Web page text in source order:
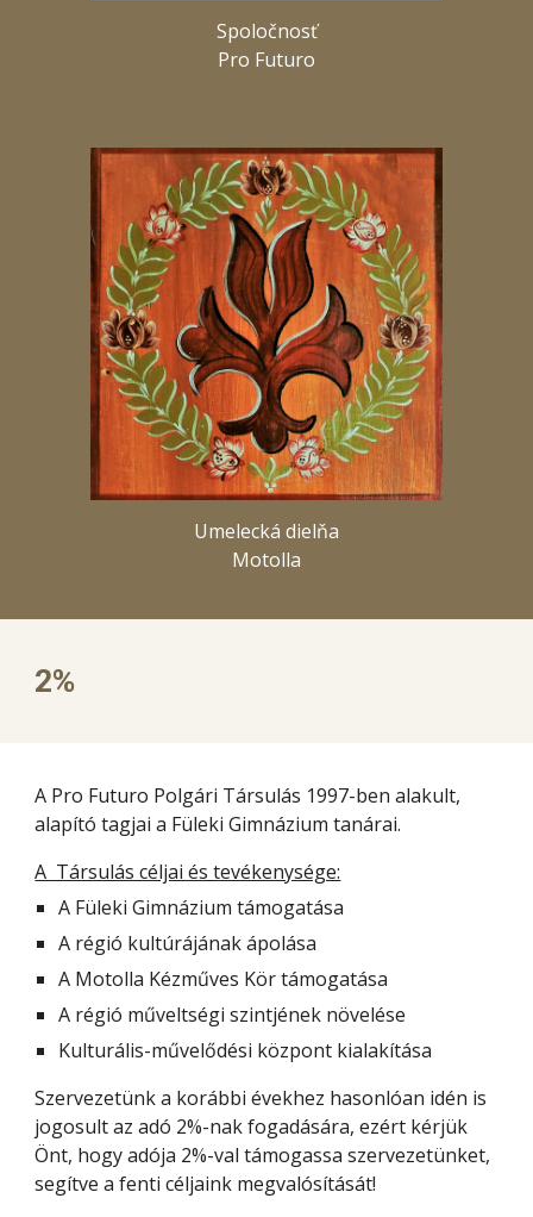
Spoločnosť
Pro Futuro
Umelecká dielňa
Motolla
2%
A Pro Futuro Polgári Társulás 1997-ben alakult,
alapító tagjai a Füleki Gimnázium tanárai.
A Társulás céljai és tevékenysége:
A Füleki Gimnázium támogatása
A régió kultúrájának ápolása
A Motolla Kézműves Kör támogatása
A régió műveltségi szintjének növelése
Kulturális-művelődési központ kialakítása
Szervezetünk a korábbi évekhez hasonlóan idén is
jogosult az adó 2%-nak fogadására, ezért kérjük
Önt, hogy adója 2%-val támogassa szervezetünket,
segítve a fenti céljaink megvalósítását!